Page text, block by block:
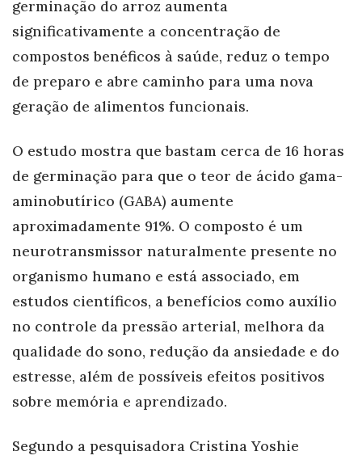
germinação do arroz aumenta
significativamente a concentração de
compostos benéficos à saúde, reduz o tempo
de preparo e abre caminho para uma nova
geração de alimentos funcionais.
O estudo mostra que bastam cerca de 16 horas
de germinação para que o teor de ácido gama-
aminobutírico (GABA) aumente
aproximadamente 91%. O composto é um
neurotransmissor naturalmente presente no
organismo humano e está associado, em
estudos científicos, a benefícios como auxílio
no controle da pressão arterial, melhora da
qualidade do sono, redução da ansiedade e do
estresse, além de possíveis efeitos positivos
sobre memória e aprendizado.
Segundo a pesquisadora Cristina Yoshie